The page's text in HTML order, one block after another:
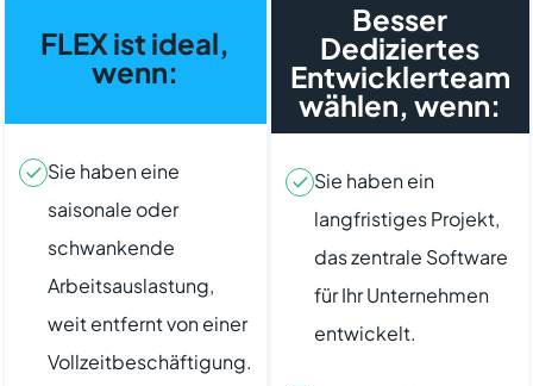
FLEX ist ideal,
wenn:
Sie haben eine
saisonale oder
schwankende
Arbeitsauslastung,
weit entfernt von einer
Vollzeitbeschäftigung.
Besser
Dediziertes
Entwicklerteam
wählen, wenn:
Sie haben ein
langfristiges Projekt,
das zentrale Software
für Ihr Unternehmen
entwickelt.